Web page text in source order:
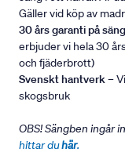
Gäller vid köp av
30 års garanti på
erbjuder vi hela 30
och fjäderbrott)
Svenskt hantverk–
skogsbruk
OBS! Sängben ingår
hittar duhär.